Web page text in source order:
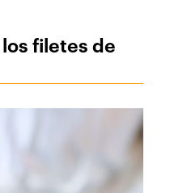
filetes de